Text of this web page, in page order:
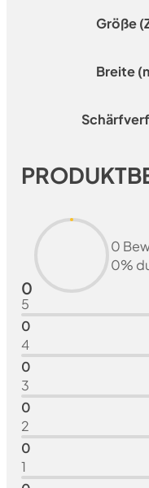
Größe
Breite
0
0
0%
5
0
4
0
3
0
2
0
1